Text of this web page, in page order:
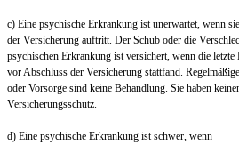
c) Eine psychische Erkrankung ist unerwartet, wenn
der Versicherung auftritt. Der Schub oder die
psychischen Erkrankung ist versichert, wenn die letzte
vor Abschluss der Versicherung stattfand.
oder Vorsorge sind keine Behandlung. Sie haben
Versicherungsschutz.
d) Eine psychische Erkrankung ist schwer, wenn